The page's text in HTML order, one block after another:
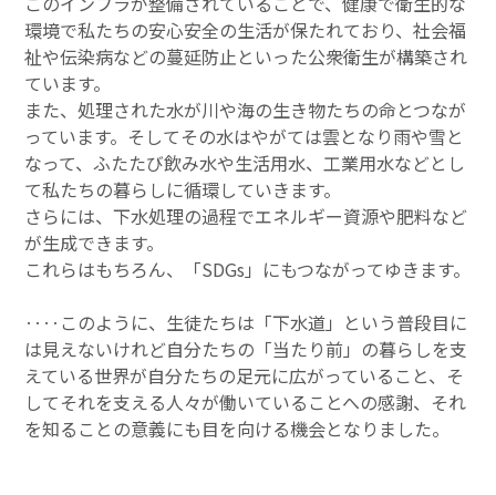
環境で私たちの安心安全の生活が保たれており、社会福
祉や伝染病などの蔓延防止といった公衆衛生が構築され
ています。
また、処理された水が川や海の生き物たちの命とつなが
っています。そしてその水はやがては雲となり雨や雪と
なって、ふたたび飲み水や生活用水、工業用水などとし
て私たちの暮らしに循環していきます。
さらには、下水処理の過程でエネルギー資源や肥料など
が生成できます。
これらはもちろん、「SDGs」にもつながってゆきます。
‥‥このように、生徒たちは「下水道」という普段目に
は見えないけれど自分たちの「当たり前」の暮らしを支
えている世界が自分たちの足元に広がっていること、そ
してそれを支える人々が働いていることへの感謝、それ
を知ることの意義にも目を向ける機会となりました。